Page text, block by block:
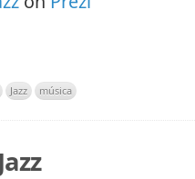
Jazz música